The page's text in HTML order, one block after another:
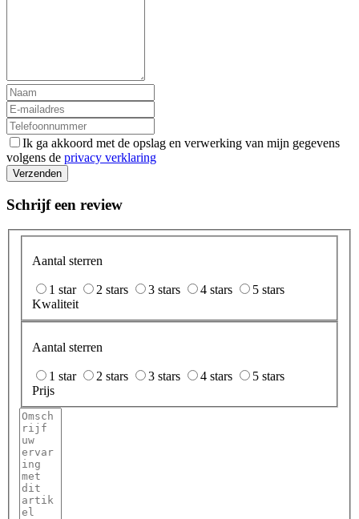
Ik ga akkoord met de opslag en verwerking van mijn gegevens
volgens de privacy verklaring
Verzenden
Schrijf een review
Aantal sterren
1 star 2 stars 3 stars 4 stars
5 stars
Kwaliteit
Aantal sterren
1 star 2 stars 3 stars 4 stars
5 stars
Prijs